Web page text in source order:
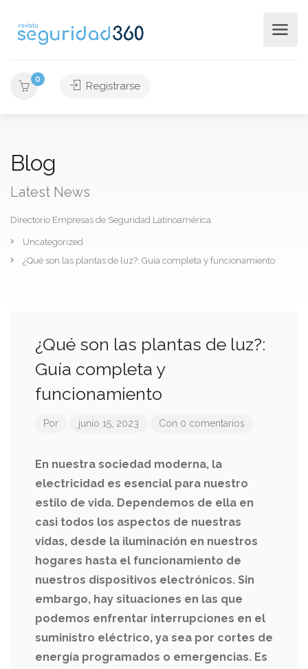
0
Registrarse
Blog
Latest News
Directorio Empresas de Seguridad Latinoamérica
Uncategorized
¿Qué son las plantas de luz?: Guía completa y funcionamiento
¿Qué son las plantas de luz?:
Guía completa y
funcionamiento
Por junio 15, 2023 Con 0 comentarios
En nuestra sociedad moderna, la
electricidad es esencial para nuestro
estilo de vida. Dependemos de ella en
casi todos los aspectos de nuestras
vidas, desde la iluminación en nuestros
hogares hasta el funcionamiento de
nuestros dispositivos electrónicos. Sin
embargo, hay situaciones en las que
podemos enfrentar interrupciones en el
suministro eléctrico, ya sea por cortes de
energía programados o emergencias. Es